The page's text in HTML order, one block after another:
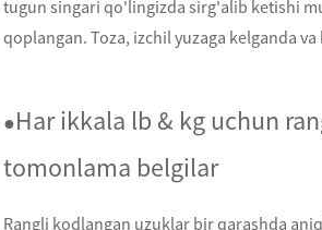
tugun singari qo'lingizda sirg'alib ketishi
qoplangan. Toza, izchil yuzaga kelganda
●Har ikkala lb & kg uchun
tomonlama belgilar
Rangli kodlangan uzuklar bir qarashda